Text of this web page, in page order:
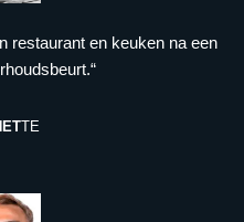
restaurant en keuken na een
TE